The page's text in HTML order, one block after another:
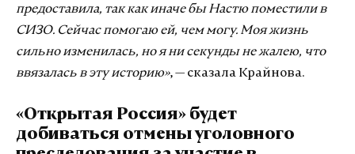
предоставила, так как иначе бы Настю поместили в
СИЗО. Сейчас помогаю ей, чем могу. Моя жизнь
сильно изменилась, но я ни секунды не жалею, что
ввязалась в эту историю», — сказала Крайнова.
«Открытая Россия» будет
добиваться отмены уголовного